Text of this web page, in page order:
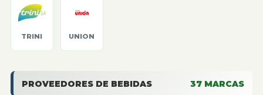
TRINI UNION
PROVEEDORES DE BEBIDAS 37 MARCAS